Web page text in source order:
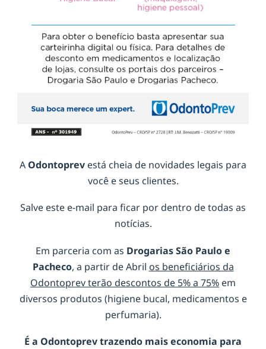
A Odontoprev está cheia de novidades legais para
você e seus clientes.
Salve este e-mail para ficar por dentro de todas as
notícias.
Em parceria com as Drogarias São Paulo e
Pacheco, a partir de Abril os beneficiários da
Odontoprev terão descontos de 5% a 75% em
diversos produtos (higiene bucal, medicamentos e
perfumaria).
É a Odontoprevtrazendo mais economia para